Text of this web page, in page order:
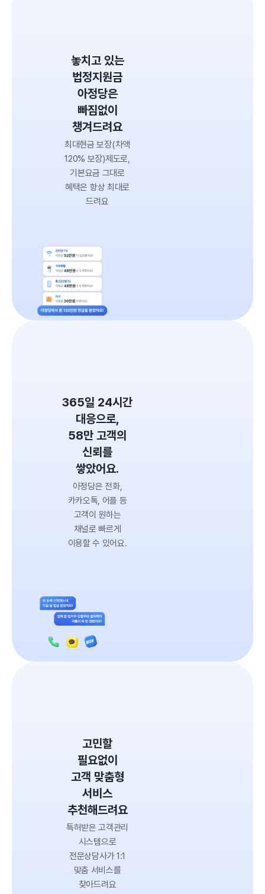
놓치고 있는
법정지원금
아정당은
빠짐없이
챙겨드려요
최대현금 보장(차액
120% 보장)제도로,
기본요금 그대로
혜택은 항상 최대로
드려요
365일 24시간
대응으로,
58만 고객의
신뢰를
쌓았어요.
아정당은 전화,
카카오톡, 어플 등
고객이 원하는
채널로 빠르게
이용할 수 있어요.
고민할
필요없이
고객 맞춤형
서비스
추천해드려요
특허받은 고객관리
시스템으로
전문상담사가 1:1
맞춤 서비스를
찾아드려요